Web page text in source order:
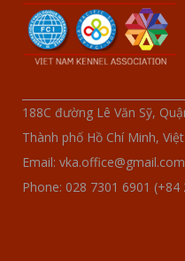
188C đường Lê Văn Sỹ,
Thành phố Hồ Chí Minh,
Email: vka.office@gmail.com
Phone: 028 7301 6901 (+84